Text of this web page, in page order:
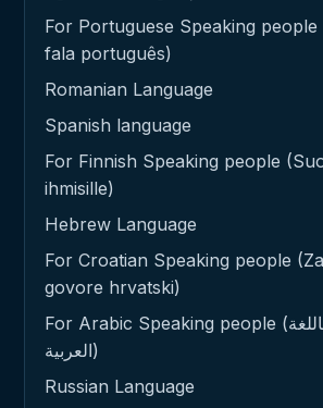
For Portuguese Speaking people
fala português)
Romanian Language
Spanish language
For Finnish Speaking people
ihmisille)
Hebrew Language
For Croatian Speaking people
govore hrvatski)
For Arabic Speaking people (للناطقين باللغة
العربية)
Russian Language